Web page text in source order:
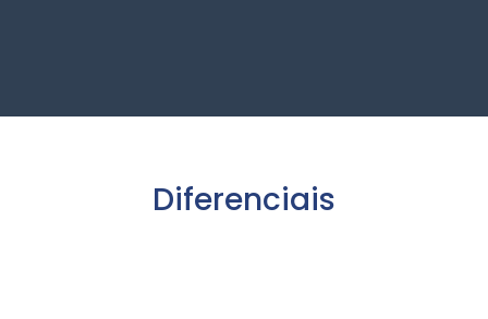
Diferenciais